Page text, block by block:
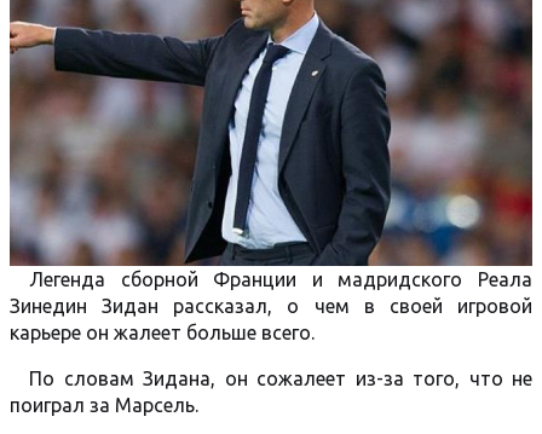
Легенда сборной Франции и мадридского Реала
Зинедин Зидан рассказал, о чем в своей игровой
карьере он жалеет больше всего.
По словам Зидана, он сожалеет из-за того, что не
поиграл за Марсель.